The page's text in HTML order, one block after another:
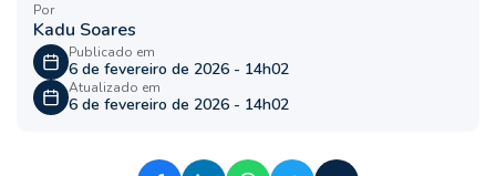
Por
Kadu Soares
Publicado em
6 de fevereiro de 2026 - 14h02
Atualizado em
6 de fevereiro de 2026 - 14h02